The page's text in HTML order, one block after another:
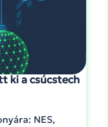
ki a csúcstech
NES,